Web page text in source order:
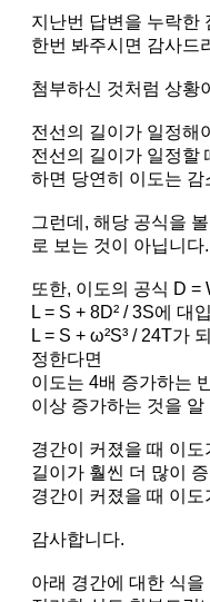
지난번 답변을 누락한
한번 봐주시면 감사드
첨부하신 것처럼 상황
전선의 길이가 일정해
전선의 길이가 일정할
하면 당연히 이도는 감
그런데, 해당 공식을
로 보는 것이 아닙니다.
또한, 이도의 공식 D =
L = S + 8D² / 3S에 대
L = S + ω²S³ / 24T가
정한다면
이도는 4배 증가하는
이상 증가하는 것을 알
경간이 커졌을 때 이도
길이가 훨씬 더 많이
경간이 커졌을 때 이
감사합니다.
아래 경간에 대한 식